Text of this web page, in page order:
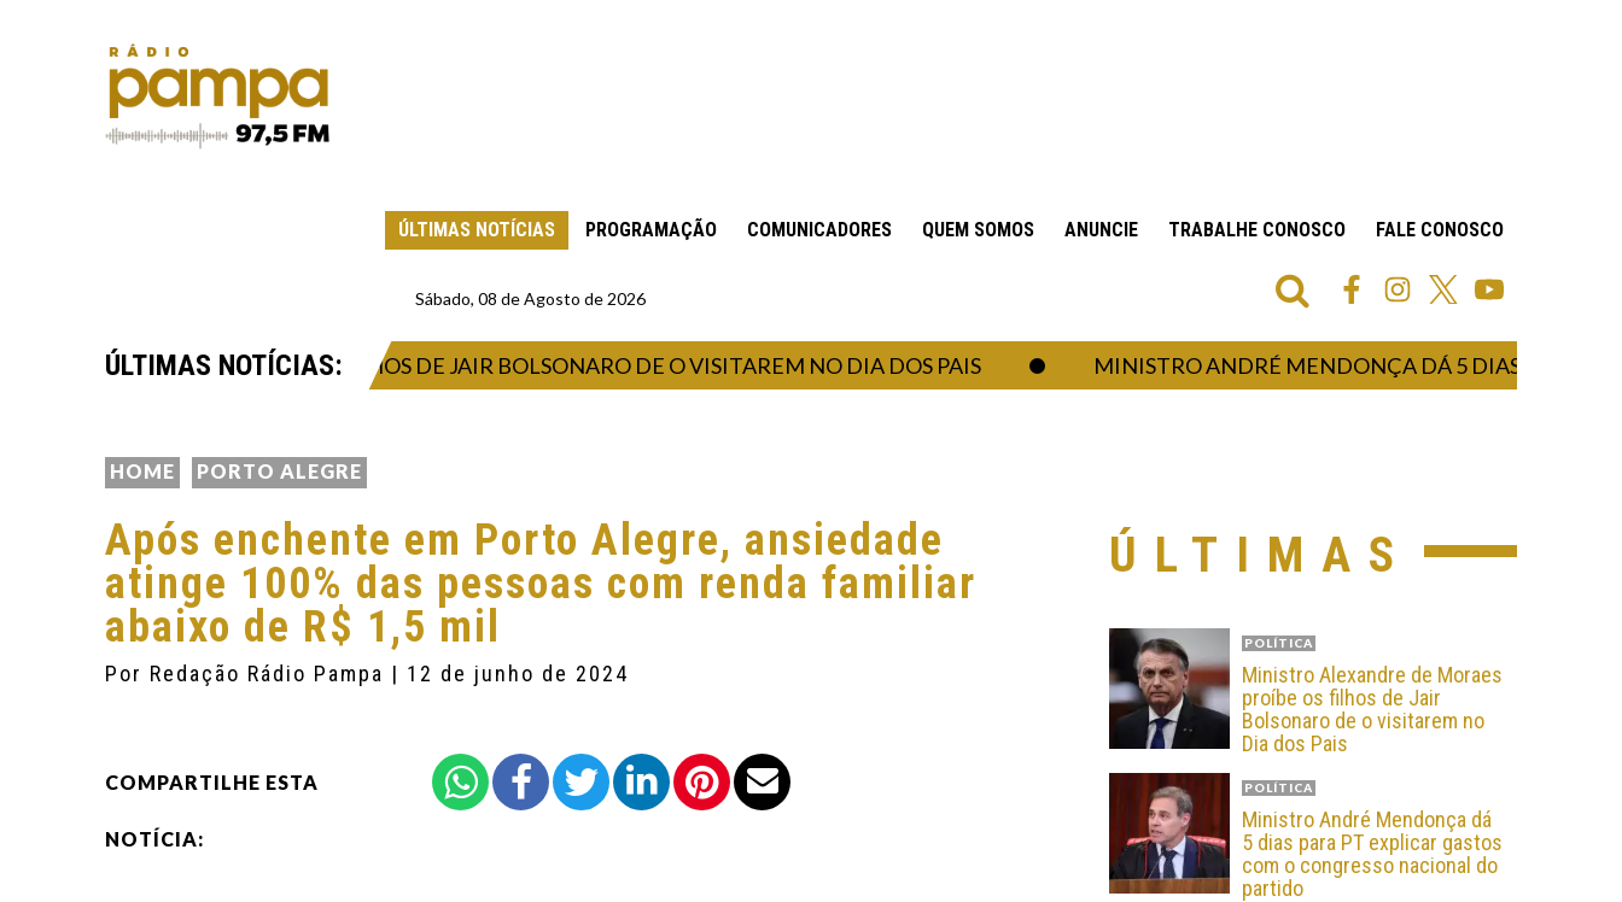
ÚLTIMAS NOTÍCIAS PROGRAMAÇÃO COMUNICADORES QUEM SOMOS ANUNCIE TRABALHE CONOSCO FALE CONOSCO
Sábado, 08 de Agosto de 2026
ÚLTIMAS NOTÍCIAS:
DE MORAES PROÍBE OS FILHOS DE JAIR BOLSONARO DE O VISITAREM NO DIA DOS PAIS MINISTRO ANDRÉ MENDONÇA DÁ 5 DIAS PARA PT
HOME PORTO ALEGRE
Após enchente em Porto Alegre, ansiedade
atinge 100% das pessoas com renda familiar
abaixo de R$ 1,5 mil
Por Redação Rádio Pampa | 12 de junho de 2024
COMPARTILHE ESTA
NOTÍCIA:
ÚLTIMAS
POLÍTICA
Ministro Alexandre de Moraes
proíbe os filhos de Jair
Bolsonaro de o visitarem no
Dia dos Pais
POLÍTICA
Ministro André Mendonça dá
5 dias para PT explicar gastos
com o congresso nacional do
partido